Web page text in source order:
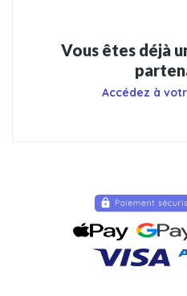
Vous êtes déjà
Accédez à